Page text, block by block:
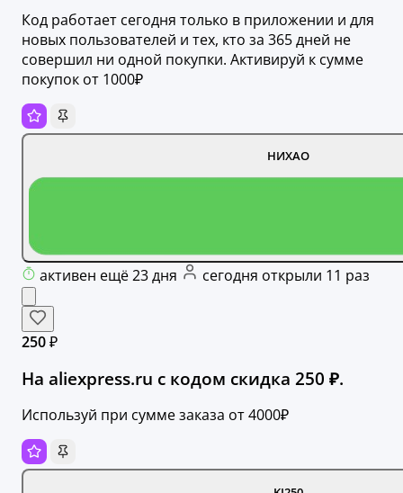
Код работает сегодня только в приложении и для
новых пользователей и тех, кто за 365 дней не
совершил ни одной покупки. Активируй к сумме
покупок от 1000₽
НИХАО
активен ещё 23 дня сегодня открыли 11 раз
250 ₽
На aliexpress.ru с кодом скидка 250 ₽.
Используй при сумме заказа от 4000₽